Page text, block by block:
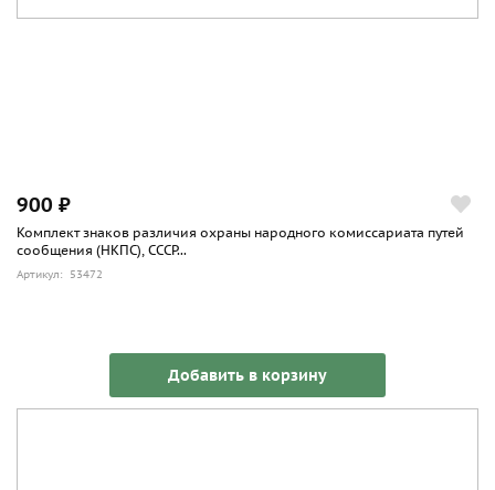
900 ₽
Комплект знаков различия охраны народного комиссариата путей
сообщения (НКПС), СССР...
Артикул: 53472
Добавить в корзину